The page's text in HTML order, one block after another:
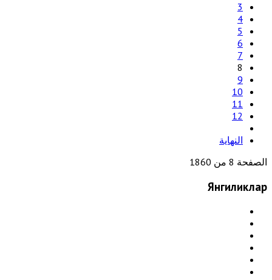
3
4
5
6
7
8
9
10
11
12
النهاية
الصفحة 8 من 1860
Янгиликлар